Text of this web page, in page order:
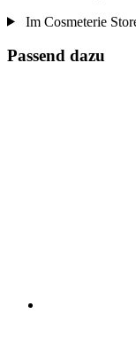
Im Cosmeterie
Passend dazu